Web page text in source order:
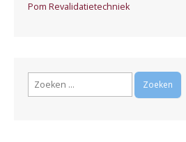
Pom Revalidatietechniek
Zoeken